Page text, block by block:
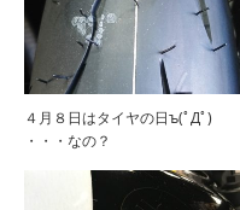
４月８日はタイヤの日ъ(ﾟДﾟ)
・・・なの？